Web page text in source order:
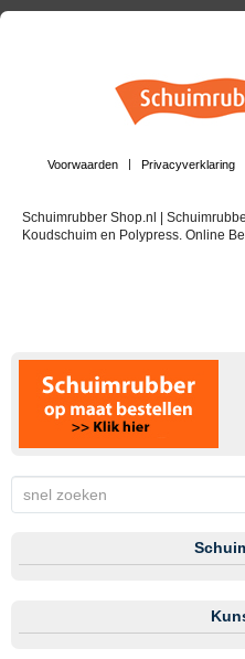
Voorwaarden Privacyverklaring
Schuimrubber Shop.nl |
Koudschuim en Polypress. Online